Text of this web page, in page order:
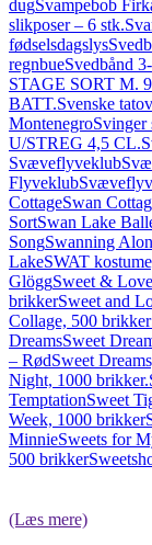
dugSvampebob
slikposer – 6 stk.
fødselsdagslys
regnbueSvedbånd
STAGE SORT M.
BATT.Svenske
MontenegroSvinger
U/STREG 4,5 CL.
Svæveflyveklub
Flyveklub
CottageSwan
SortSwan Lake
SongSwanning
LakeSWAT
GlöggSweet &
brikkerSweet and
Collage, 500 brikker
DreamsSweet
– RødSweet
Night, 1000 brikker.
TemptationSweet
Week, 1000 brikker
MinnieSweets for
500 brikker
(Læs mere)